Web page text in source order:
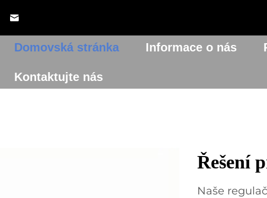
Domovská stránka Informace o nás
Kontaktujte nás
Řešení
Naše